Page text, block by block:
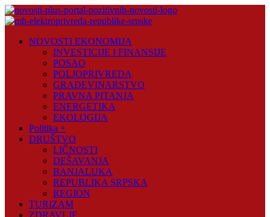
Skip
to
Plus
NOVOSTI EKONOMIJA
INVESTICIJE I FINANSIJE
POSAO
POLJOPRIVREDA
GRAĐEVINARSTVO
PRAVNA PITANJA
ENERGETIKA
EKOLOGIJA
Politika +
DRUŠTVO
LIČNOSTI
DEŠAVANJA
BANJALUKA
REPUBLIKA SRPSKA
REGION
TURIZAM
ZDRAVLJE